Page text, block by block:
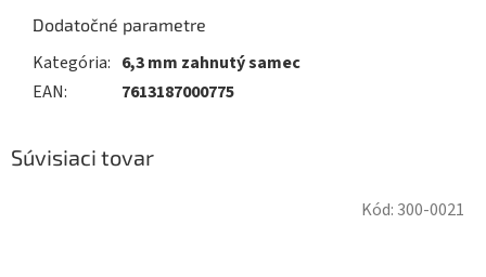
Dodatočné parametre
Kategória: 6,3 mm zahnutý samec
EAN: 7613187000775
Súvisiaci tovar
Kód: 300-0021